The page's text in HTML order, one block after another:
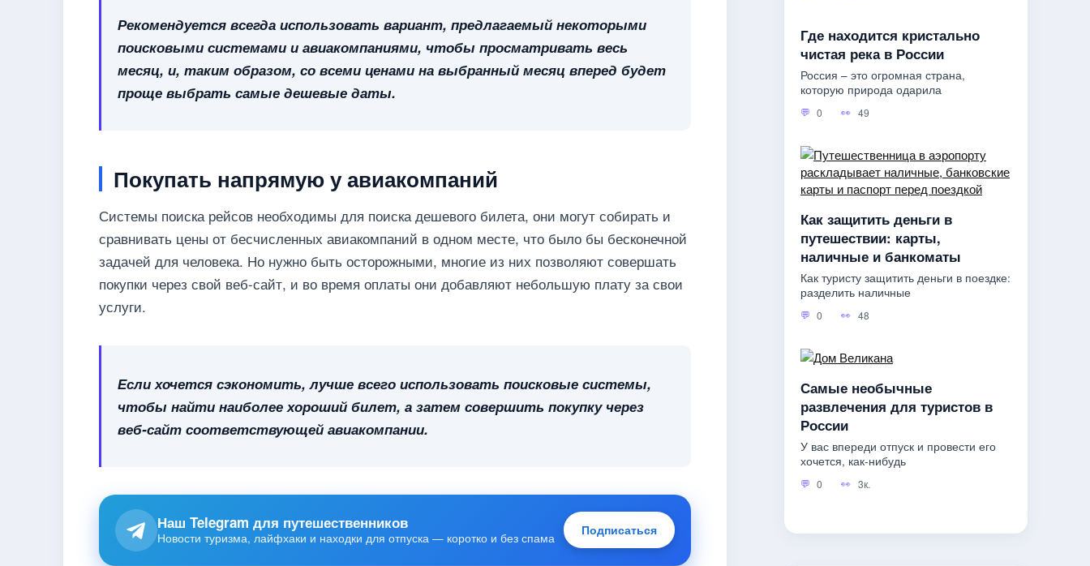
Рекомендуется всегда использовать вариант, предлагаемый некоторыми
поисковыми системами и авиакомпаниями, чтобы просматривать весь
месяц, и, таким образом, со всеми ценами на выбранный месяц вперед будет
проще выбрать самые дешевые даты.
Покупать напрямую у авиакомпаний
Системы поиска рейсов необходимы для поиска дешевого билета, они могут собирать и
сравнивать цены от бесчисленных авиакомпаний в одном месте, что было бы бесконечной
задачей для человека. Но нужно быть осторожными, многие из них позволяют совершать
покупки через свой веб-сайт, и во время оплаты они добавляют небольшую плату за свои
услуги.
Если хочется сэкономить, лучше всего использовать поисковые системы,
чтобы найти наиболее хороший билет, а затем совершить покупку через
веб-сайт соответствующей авиакомпании.
Наш Telegram для путешественников
Новости туризма, лайфхаки и находки для отпуска — коротко и без спама
Подписаться
Где находится кристально
чистая река в России
Россия – это огромная страна,
которую природа одарила
0 49
Как защитить деньги в
путешествии: карты,
наличные и банкоматы
Как туристу защитить деньги в поездке:
разделить наличные
0 48
Самые необычные
развлечения для туристов в
России
У вас впереди отпуск и провести его
хочется, как-нибудь
0 3к.